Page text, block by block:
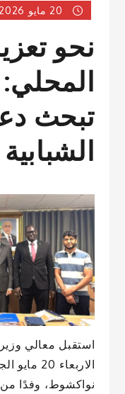
20 مايو 2026
نحو
تبحث
الشبابية
استقبل معالي
الاربعاء
نواكشوط، وفدًا